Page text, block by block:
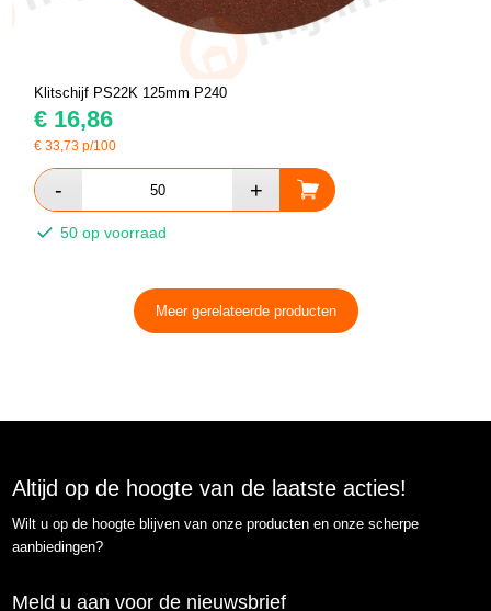
Klitschijf PS22K 125mm P240
€ 16,86
€33,73 p/100
50 op voorraad
Meer gerelateerde producten
Altijd op de hoogte van de laatste acties!
Wilt u op de hoogte blijven van onze producten en onze scherpe
aanbiedingen?
Meld u aan voor de nieuwsbrief